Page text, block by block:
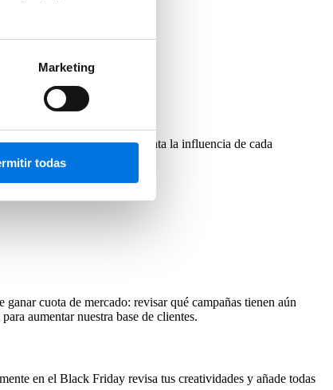
Marketing
todas
atribuciónque tengan en cuenta la influencia de cada
cuota de mercado: revisar qué campañas tienen aún
aumentar nuestra base de clientes.
en el Black Friday revisa tus creatividades y añade todas